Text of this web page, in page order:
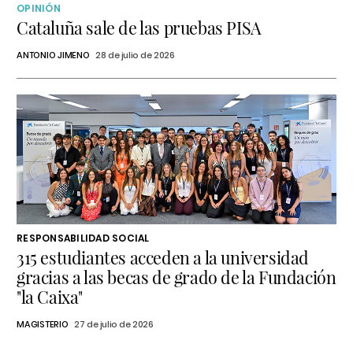
OPINIÓN
Cataluña sale de las pruebas PISA
ANTONIO JIMENO 28 de julio de 2026
RESPONSABILIDAD SOCIAL
315 estudiantes acceden a la universidad
gracias a las becas de grado de la Fundación
"la Caixa"
MAGISTERIO 27 de julio de 2026